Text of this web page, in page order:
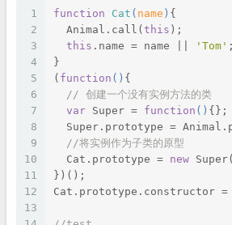
1
2
3
4
5
6
7
8
9
10
11
12
13
function Cat ( name ) {
  Animal.call(
this );
this .name = name || 'Tom' ;
}
( function ( ) {
// 创建一个没有实例方法的类
var Super = function ( ) {};
Super.prototype =
//将实例作为子类的原型
  Cat.prototype =
new
})();
Cat.prototype.constructor